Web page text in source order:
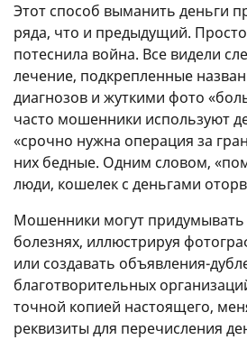
Этот способ выманить деньги
ряда, что и предыдущий.
потеснила война. Все видели
лечение, подкрепленные
диагнозов и жуткими фото
часто мошенники используют
«срочно нужна операция за
них бедные. Одним словом,
люди, кошелек с деньгами
Мошенники могут придумывать
болезнях, иллюстрируя
или создавать объявления-
благотворительных
точной копией настоящего,
реквизиты для перечисления